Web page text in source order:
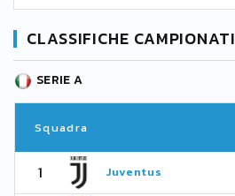
CLASSIFICHE CAMPIONATI
SERIE A
Squadra
1 Juventus